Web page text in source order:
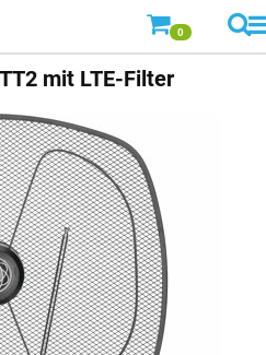
0
mit LTE-Filter